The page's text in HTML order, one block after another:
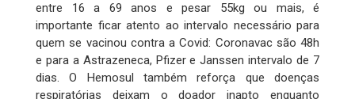
entre 16 a 69 anos e pesar 55kg ou mais, é
importante ficar atento ao intervalo necessário para
quem se vacinou contra a Covid: Coronavac são 48h
e para a Astrazeneca, Pfizer e Janssen intervalo de 7
dias. O Hemosul também reforça que doenças
respiratórias deixam o doador inapto enquanto